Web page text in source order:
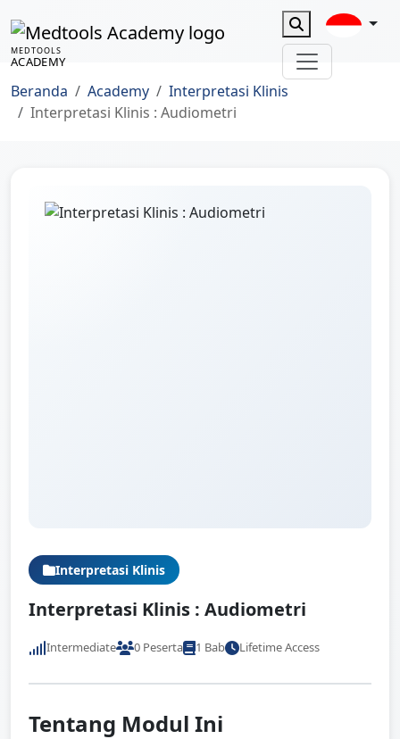
MEDTOOLS
ACADEMY
Beranda Academy
Interpretasi Klinis
Interpretasi Klinis : Audiometri
Interpretasi Klinis
Interpretasi Klinis : Audiometri
Intermediate 0 Peserta 1 Bab Lifetime Access
Tentang Modul Ini